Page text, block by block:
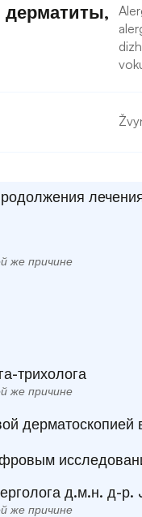
дерматиты,
же причине
трихолога
же причине
д.м.н. д-
же причине